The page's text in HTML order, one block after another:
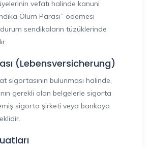
vefatı halinde kanuni
Ölüm Parası” ödemesi
sendikaların tüzüklerinde
(Lebensversicherung)
sigortasının bulunması halinde,
gerekli olan belgelerle sigorta
sigorta şirketi veya bankaya